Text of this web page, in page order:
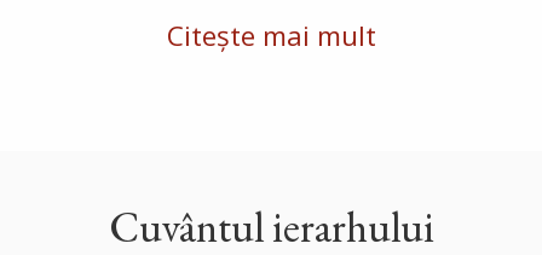
Citește mai mult
Cuvântul ierarhului